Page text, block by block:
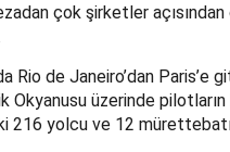
çok şirketler
Rio de Janeiro’dan
Okyanusu üzerinde
216 yolcu ve 12